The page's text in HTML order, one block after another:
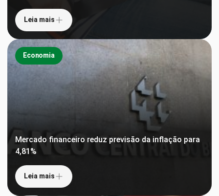
Leia mais
Economia
Mercado financeiro reduz previsão da inflação para
4,81%
Leia mais